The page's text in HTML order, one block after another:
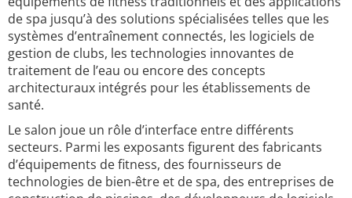
de spa jusqu’à des solutions spécialisées telles que les
systèmes d’entraînement connectés, les logiciels de
gestion de clubs, les technologies innovantes de
traitement de l’eau ou encore des concepts
architecturaux intégrés pour les établissements de
santé.
Le salon joue un rôle d’interface entre différents
secteurs. Parmi les exposants figurent des fabricants
d’équipements de fitness, des fournisseurs de
technologies de bien-être et de spa, des entreprises de